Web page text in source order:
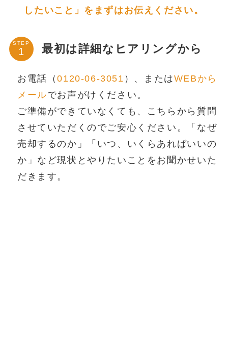
したいこと」をまずはお伝えください。
STEP 最初は詳細なヒアリングから
お電話（0120-06-3051 ）、またはWEBから
メールでお声がけください。
ご準備ができていなくても、こちらから質問
させていただくのでご安心ください。「なぜ
売却するのか」「いつ、いくらあればいいの
か」など現状とやりたいことをお聞かせいた
だきます。